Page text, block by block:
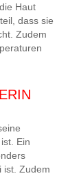
Haut
dass sie
Zudem
Ein
ist. Zudem